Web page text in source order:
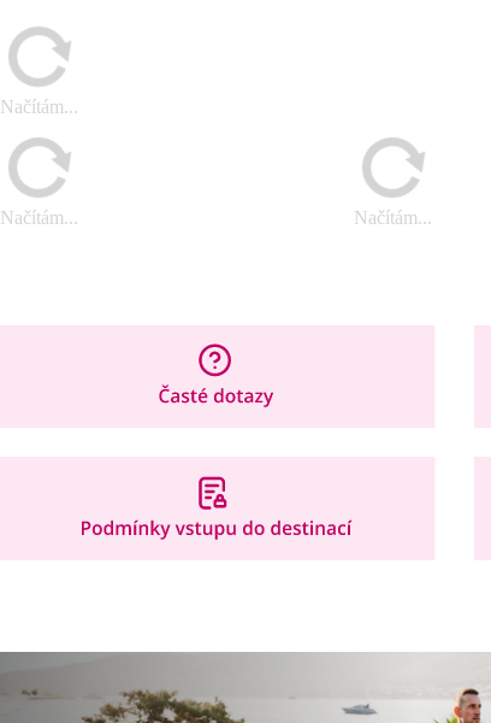
Načítám...
Načítám... Načítám...